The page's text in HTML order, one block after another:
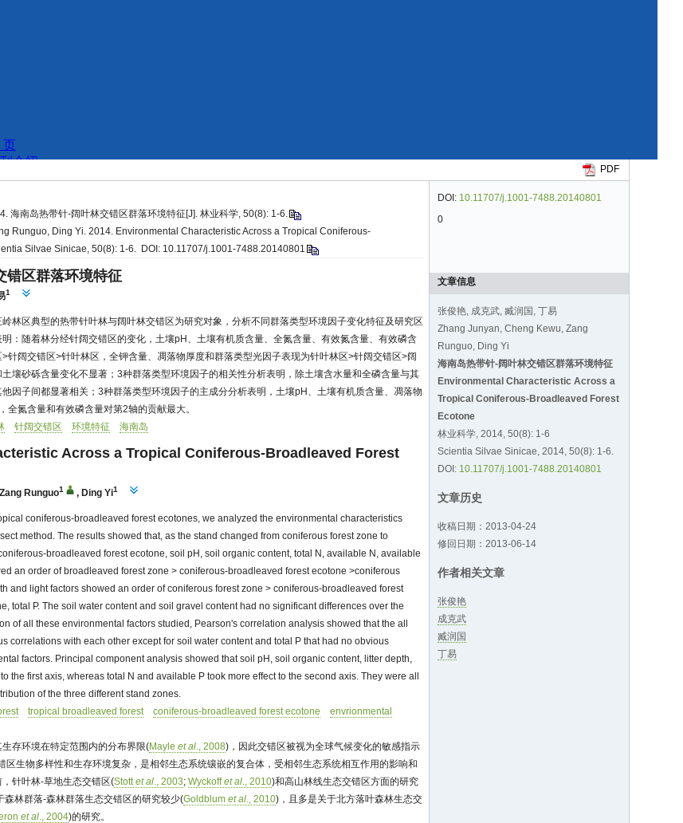
PDF
DOI: 10.11707/j.1001-7488.20140801
0
文章信息
张俊艳, 成克武, 臧润国, 丁易
Zhang Junyan, Cheng Kewu, Zang
Runguo, Ding Yi
海南岛热带针-阔叶林交错区群落环境特征
Environmental Characteristic Across a
Tropical Coniferous-Broadleaved Forest
Ecotone
林业科学, 2014, 50(8): 1-6
Scientia Silvae Sinicae, 2014, 50(8): 1-6.
DOI: 10.11707/j.1001-7488.20140801
文章历史
收稿日期：2013-04-24
修回日期：2013-06-14
作者相关文章
张俊艳
成克武
臧润国
丁易
海南岛热带针-阔叶林交错区群落环境特征[J]. 林业科学, 50(8): 1-6.
Runguo, Ding Yi. 2014. Environmental Characteristic Across a Tropical Coniferous-
Silvae Sinicae, 50(8): 1-6. DOI: 10.11707/j.1001-7488.20140801
错区群落环境特征
1
岭林区典型的热带针叶林与阔叶林交错区为研究对象，分析不同群落类型环境因子变化特征及研究区
：随着林分经针阔交错区的变化，土壤pH、土壤有机质含量、全氮含量、有效氮含量、有效磷含
针阔交错区>针叶林区，全钾含量、凋落物厚度和群落类型光因子表现为针叶林区>针阔交错区>阔
壤砂砾含量变化不显著；3种群落类型环境因子的相关性分析表明，除土壤含水量和全磷含量与其
因子间都显著相关；3种群落类型环境因子的主成分分析表明，土壤pH、土壤有机质含量、凋落物
全氮含量和有效磷含量对第2轴的贡献最大。
针阔交错区 环境特征 海南岛
Across a Tropical Coniferous-Broadleaved Forest
Zang Runguo1 , Ding Yi1
coniferous-broadleaved forest ecotones, we analyzed the environmental characteristics
method. The results showed that, as the stand changed from coniferous forest zone to
broadleaved forest ecotone, soil pH, soil organic content, total N, available N, available
an order of broadleaved forest zone > coniferous-broadleaved forest ecotone >coniferous
and light factors showed an order of coniferous forest zone > coniferous-broadleaved forest
total P. The soil water content and soil gravel content had no significant differences over the
of all these environmental factors studied, Pearson's correlation analysis showed that the all
correlations with each other except for soil water content and total P that had no obvious
factors. Principal component analysis showed that soil pH, soil organic content, litter depth,
the first axis, whereas total N and available P took more effect to the second axis. They were all
of the three different stand zones.
tropical broadleaved forest coniferous-broadleaved forest ecotone
envrionmental
存环境在特定范围内的分布界限(Mayleet al., 2008)，因此交错区被视为全球气候变化的敏感指示
区生物多样性和生存环境复杂，是相邻生态系统镶嵌的复合体，受相邻生态系统相互作用的影响和
针叶林-草地生态交错区(Stottet al., 2003;Wyckoffet al., 2010)和高山林线生态交错区方面的研究
森林群落-森林群落生态交错区的研究较少(Goldblumet al., 2010)，且多是关于北方落叶森林生态交
et al., 2004)的研究。